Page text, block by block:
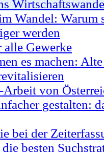
Wandel: Warum
werden
Gewerke
es machen:
von
gestalten:
bei der
besten